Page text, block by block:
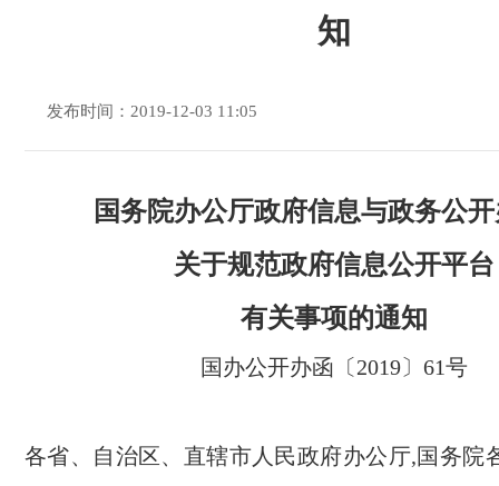
知
发布时间：2019-12-03 11:05
国务院办公厅政府信息与政务公
关于规范政府信息公开平台
有关事项的通知
国办公开办函〔2019〕61号
各省、自治区、直辖市人民政府办公厅,国务院